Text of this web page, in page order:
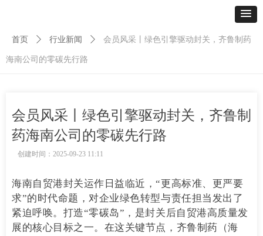
首页 ꄲ 行业新闻 ꄲ 会员风采丨绿色引擎驱动封关，齐鲁制药
海南公司的零碳先行路
会员风采丨绿色引擎驱动封关，齐鲁制
药海南公司的零碳先行路
海南自贸港封关运作日益临近，“更高标准、更严要
求”的时代命题，对企业绿色转型与责任担当发出了
紧迫呼唤。打造“零碳岛”，是封关后自贸港高质量发
展的核心目标之一。在这关键节点，齐鲁制药（海
创建时间： 2025-09-23 11:11